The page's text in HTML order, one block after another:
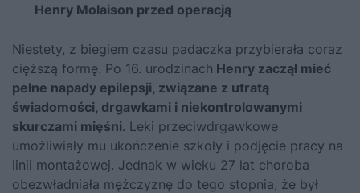
Henry Molaison przed operacją
Niestety, z biegiem czasu padaczka przybierała coraz
cięższą formę. Po 16. urodzinach Henry zaczął mieć
pełne napady epilepsji, związane z utratą
świadomości, drgawkami i niekontrolowanymi
skurczami mięśni. Leki przeciwdrgawkowe
umożliwiały mu ukończenie szkoły i podjęcie pracy na
linii montażowej. Jednak w wieku 27 lat choroba
obezwładniała mężczyznę do tego stopnia, że był